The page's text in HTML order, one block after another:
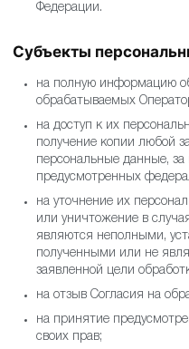
организовывать защиту
Субъекты
обрабатываемых
на доступ к их
получение копии любой
персональные данные,
предусмотренных
на уточнение их
или уничтожение в
являются неполными,
незаконно
для заявленной цели
на отзыв Согласия на